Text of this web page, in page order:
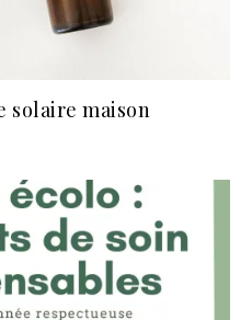
solaire maison